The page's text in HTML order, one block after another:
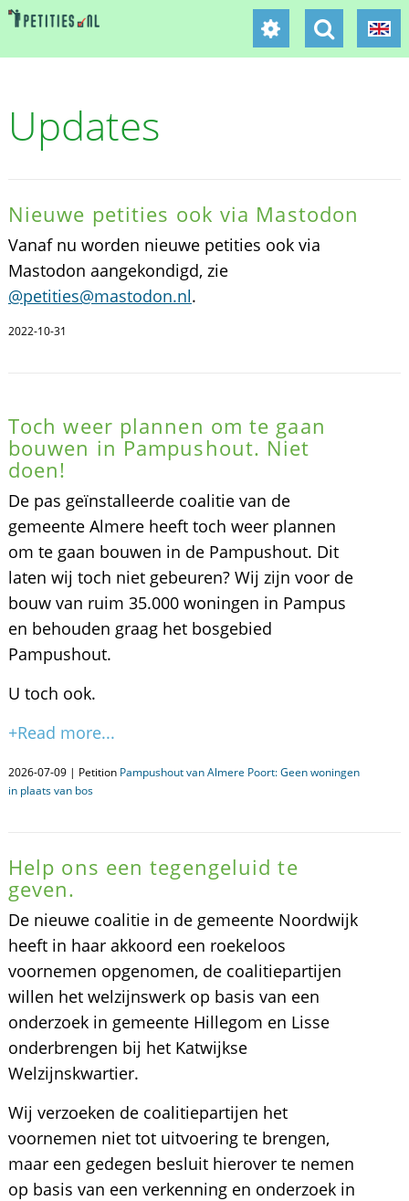
Updates
Nieuwe petities ook via Mastodon
Vanaf nu worden nieuwe petities ook via
Mastodon aangekondigd, zie
@petities@mastodon.nl.
2022-10-31
Toch weer plannen om te gaan
bouwen in Pampushout. Niet
doen!
De pas geïnstalleerde coalitie van de
gemeente Almere heeft toch weer plannen
om te gaan bouwen in de Pampushout. Dit
laten wij toch niet gebeuren? Wij zijn voor de
bouw van ruim 35.000 woningen in Pampus
en behouden graag het bosgebied
Pampushout.
U toch ook.
+Read more...
2026-07-09 | Petition Pampushout van Almere Poort: Geen woningen
in plaats van bos
Help ons een tegengeluid te
geven.
De nieuwe coalitie in de gemeente Noordwijk
heeft in haar akkoord een roekeloos
voornemen opgenomen, de coalitiepartijen
willen het welzijnswerk op basis van een
onderzoek in gemeente Hillegom en Lisse
onderbrengen bij het Katwijkse
Welzijnskwartier.
Wij verzoeken de coalitiepartijen het
voornemen niet tot uitvoering te brengen,
maar een gedegen besluit hierover te nemen
op basis van een verkenning en onderzoek in